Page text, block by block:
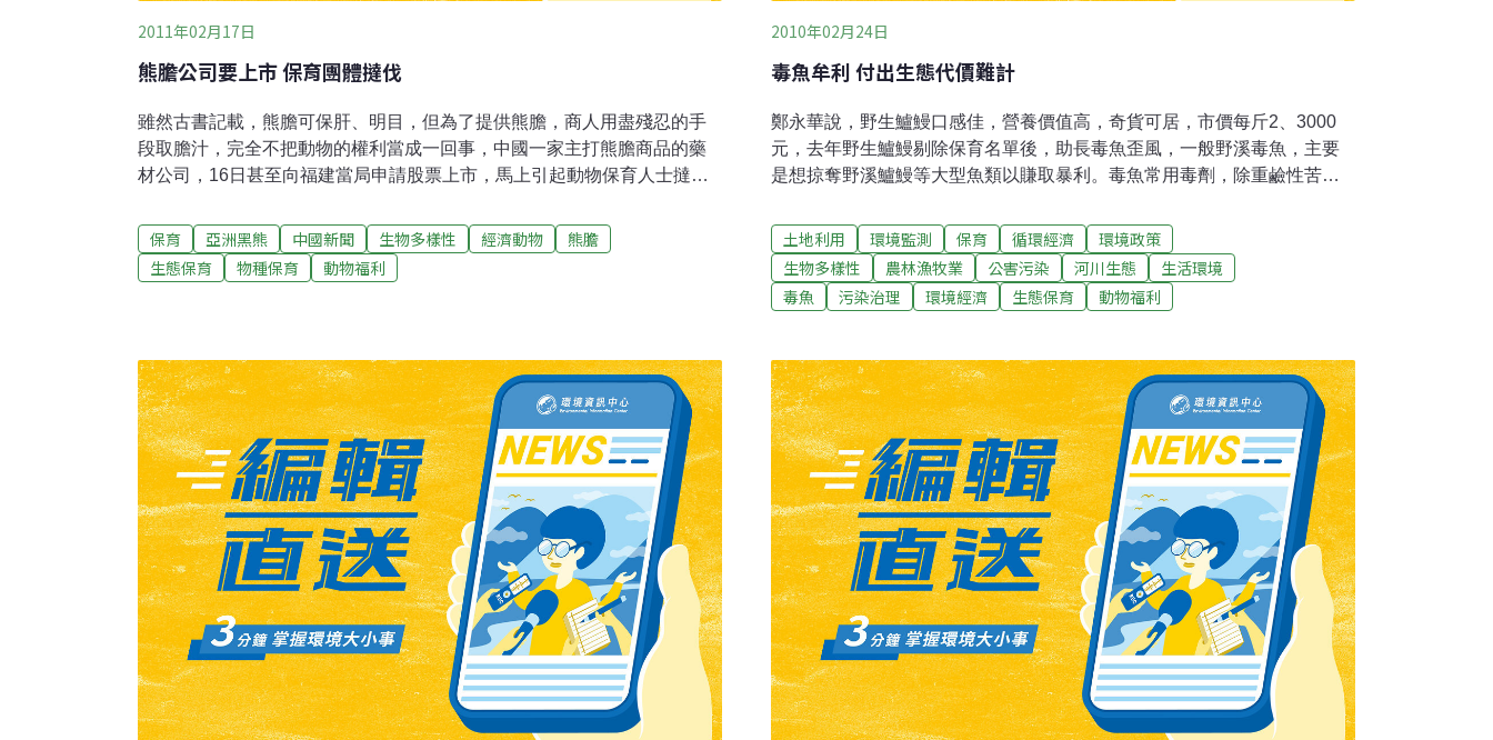
2011年02月17日
熊膽公司要上市 保育團體撻伐
雖然古書記載，熊膽可保肝、明目，但為了提供熊膽，商人用盡殘忍的手
段取膽汁，完全不把動物的權利當成一回事，中國一家主打熊膽商品的藥
材公司，16日甚至向福建當局申請股票上市，馬上引起動物保育人士撻
店內，熊膽酒、熊膽粉、熊膽養身茶，五花八門，而且價格驚人，熊膽酒
喊到相當台幣5000元，這些主打養生的熊膽商品，全都靠虐待亞洲黑熊而
來的。為了滿足中國人稀奇古怪飲食癖好，養熊場裡的亞洲黑熊全被關在
護中心，工作人員抬進一頭奄奄一息的黑熊，醫護人員趕緊替牠急救，另
外這一頭，命是救回來了，但膿卻流個不停。誰想得到，歸真堂竟在16日
向福建當局申請股票上市，叫動物保育人士憤怒不已，動物保育人士表
示，就算熊膽真能養生，生病的
保育 亞洲黑熊 中國新聞 生物多樣性 經濟動物
熊膽
生態保育
物種保育 動物福利
2010年02月24日
毒魚牟利 付出生態代價難計
鄭永華說，野生鱸鰻口感佳，營養價值高，奇貨可居，市價每斤2、3000
元，去年野生鱸鰻剔除保育名單後，助長毒魚歪風，一般野溪毒魚，主要
是想掠奪野溪鱸鰻等大型魚類以賺取暴利。毒魚常用毒劑，除重鹼性苦茶
氰化鉀或氰酸鉀鋰等氰化物最普遍，氰化物是劇毒化學品，原是用來做電
鍍和金屬表面處理工業原料，只要200毫克，就可讓50公斤人死亡。鄭永華
指出，氰化物毒性強、用量少，一撒整條溪抱卵的魚蝦、仔稚魚及生命力
強韌魚種都無法倖免，放毒者輕鬆撈取浮在水面魚屍，既省錢省力，消費
說，用氰化物毒魚，會將河川內所有魚類一網打盡，危害河川生態很大，
而殘毒影響日後河川復育，河川生態系統破壞會逐漸反映在生態系統結構
與功能，造成惡性循環。
土地利用 環境監測 保育 循環經濟
環境政策
生物多樣性
農林漁牧業 公害污染 河川生態
生活環境
毒魚
污染治理 環境經濟 生態保育 動物福利